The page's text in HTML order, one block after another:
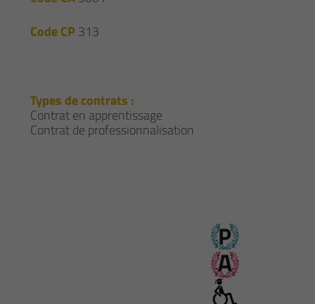
Code CP 313
Types de contrats :
Contrat en apprentissage
Contrat de professionnalisation